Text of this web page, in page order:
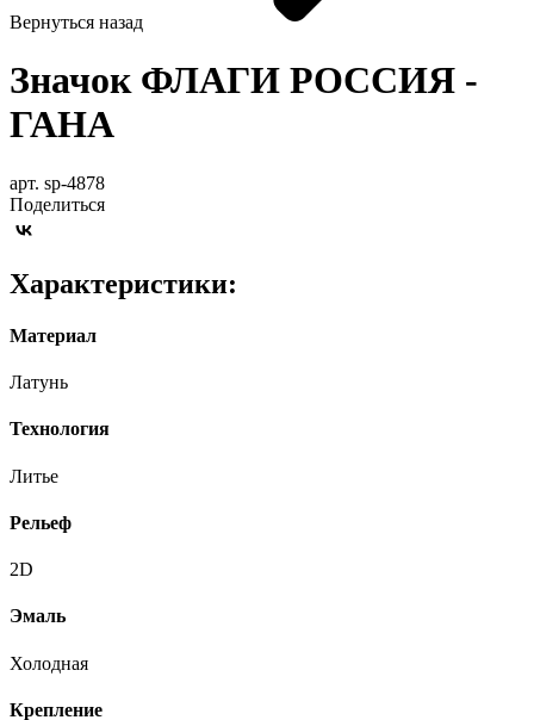
Вернуться назад
Значок ФЛАГИ РОССИЯ -
ГАНА
арт. sp-4878
Поделиться
Характеристики:
Материал
Латунь
Технология
Литье
Рельеф
2D
Эмаль
Холодная
Крепление